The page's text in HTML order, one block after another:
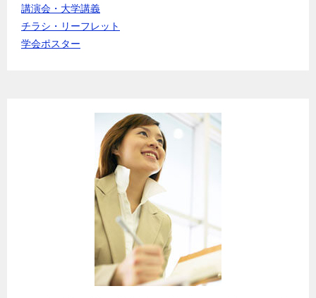
講演会・大学講義
チラシ・リーフレット
学会ポスター